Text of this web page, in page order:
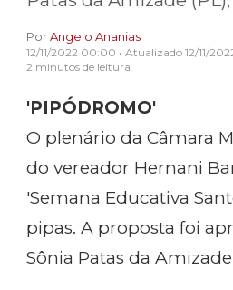
PorAngelo Ananias
12/11/2022 00:00 • Atualizado 12/11/
2 minutos de leitura
'PIPÓDROMO'
O plenário da Câmara
do vereador Hernani
'Semana Educativa
pipas. A proposta foi
Sônia Patas da